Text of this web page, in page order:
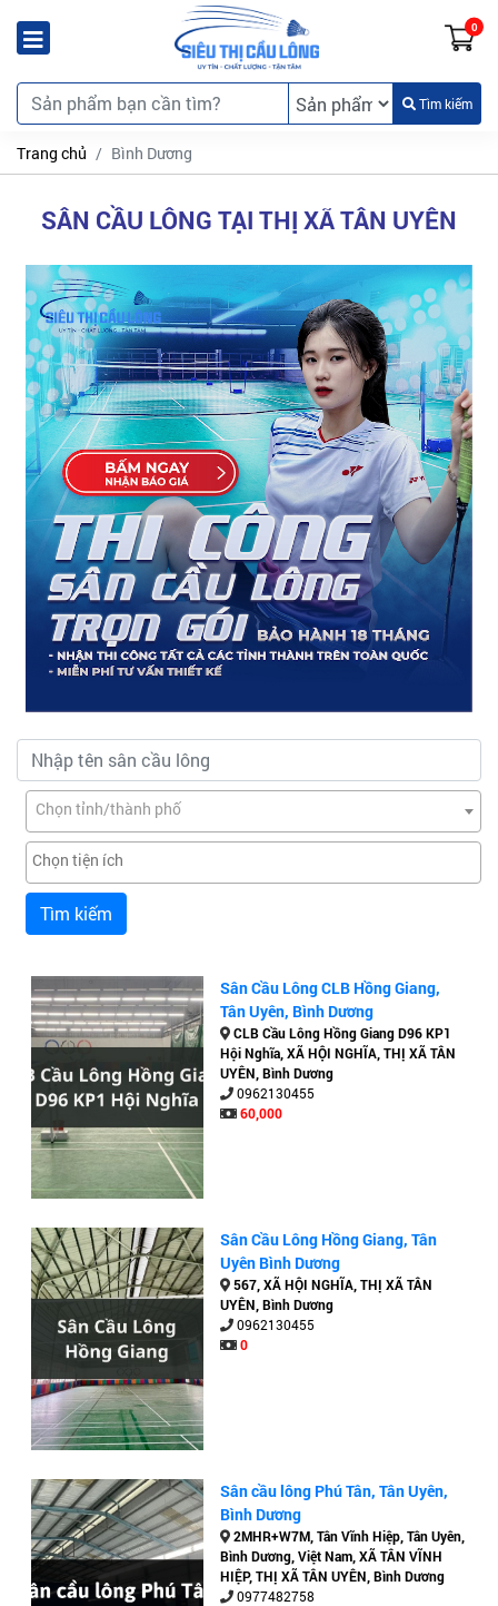
0
Tìm kiếm
Trang chủ Bình Dương
SÂN CẦU LÔNG TẠI THỊ XÃ TÂN UYÊN
Chọn tỉnh/thành phố
Tìm kiếm
Sân Cầu Lông CLB Hồng Giang,
Tân Uyên, Bình Dương
CLB Cầu Lông Hồng Giang D96 KP1
Hội Nghĩa, XÃ HỘI NGHĨA, THỊ XÃ TÂN
UYÊN, Bình Dương
0962130455
60,000
Sân Cầu Lông Hồng Giang, Tân
Uyên Bình Dương
567, XÃ HỘI NGHĨA, THỊ XÃ TÂN
UYÊN, Bình Dương
0962130455
0
Sân cầu lông Phú Tân, Tân Uyên,
Bình Dương
2MHR+W7M, Tân Vĩnh Hiệp, Tân Uyên,
Bình Dương, Việt Nam, XÃ TÂN VĨNH
HIỆP, THỊ XÃ TÂN UYÊN, Bình Dương
0977482758